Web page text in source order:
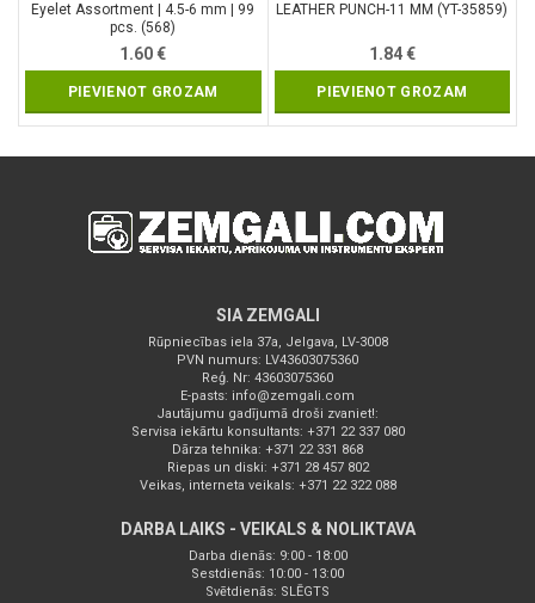
Eyelet Assortment | 4.5-6 mm | 99
pcs. (568)
1.60€
PIEVIENOT GROZAM
LEATHER PUNCH-11 MM (YT-35859)
1.84€
PIEVIENOT GROZAM
SIA ZEMGALI
Rūpniecības iela 37a, Jelgava, LV-3008
PVN numurs: LV43603075360
Reģ. Nr: 43603075360
E-pasts: info@zemgali.com
Jautājumu gadījumā droši zvaniet!:
Servisa iekārtu konsultants: +371 22 337 080
Dārza tehnika: +371 22 331 868
Riepas un diski: +371 28 457 802
Veikas, interneta veikals: +371 22 322 088
DARBA LAIKS - VEIKALS & NOLIKTAVA
Darba dienās: 9:00 - 18:00
Sestdienās: 10:00 - 13:00
Svētdienās: SLĒGTS